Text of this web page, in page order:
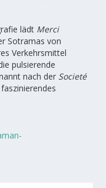
lädt Merci
Sotramas von
Verkehrsmittel
pulsierende
nach der Societé